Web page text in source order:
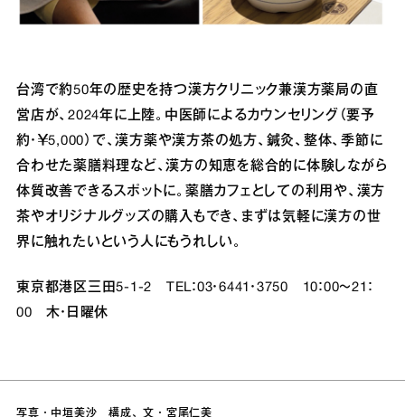
台湾で約50年の歴史を持つ漢方クリニック兼漢方薬局の直
営店が、2024年に上陸。中医師によるカウンセリング（要予
約・￥5,000）で、漢方薬や漢方茶の処方、鍼灸、整体、季節に
合わせた薬膳料理など、漢方の知恵を総合的に体験しながら
体質改善できるスポットに。薬膳カフェとしての利用や、漢方
茶やオリジナルグッズの購入もでき、まずは気軽に漢方の世
界に触れたいという人にもうれしい。
東京都港区三田5‐1‐2 TEL：03・6441・3750 10：00～21：
00 木・日曜休
写真・中垣美沙 構成、文・宮尾仁美